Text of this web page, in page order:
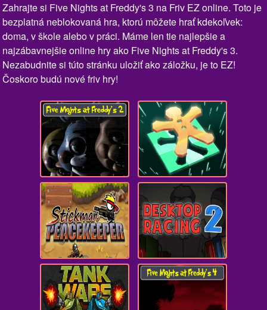
Zahrajte si Five Nights at Freddy's 3 na Friv EZ online. Toto je
bezplatná neblokovaná hra, ktorú môžete hrať kdekoľvek:
doma, v škole alebo v práci. Máme len tie najlepšie a
najzábavnejšie online hry ako Five Nights at Freddy's 3.
Nezabudnite si túto stránku uložiť ako záložku, je to EZ!
Čoskoro budú nové friv hry!